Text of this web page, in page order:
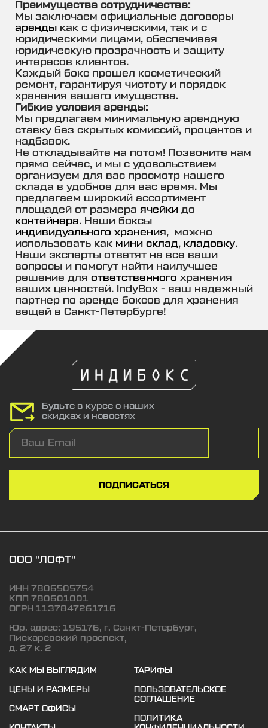
Преимущества сотрудничества:
Мы заключаем официальные договоры
аренды как с физическими, так и с
юридическими лицами, обеспечивая
юридическую прозрачность и защиту
интересов клиентов.
Каждый бокс прошел косметический
ремонт, гарантируя чистоту и порядок
хранения вашего имущества.
Гибкие условия аренды:
Мы предлагаем минимальную арендную
ставку без скрытых комиссий, процентов и
надбавок.
Не откладывайте на потом! Позвоните нам
прямо сейчас, и мы с удовольствием
организуем для вас просмотр нашего
склада в удобное для вас время. Мы
предлагаем широкий ассортимент
площадей от размера ячейки до
контейнера. Наши боксы
индивидуального хранения, можно
использовать как мини склад, кладовку.
Наши эксперты ответят на все ваши
вопросы и помогут найти наилучшее
решение для ответственного хранения
ваших ценностей. IndyBox - ваш надежный
партнер по аренде боксов для хранения
вещей в Санкт-Петербурге!
Будьте в курсе о наших
скидках и новостях
ПОДПИСАТЬСЯ
ООО "ЛОФТ"
ИНН 7806505754
КПП 780601001
ОГРН 1137847261716
Юр. адрес: 195176, г. Санкт-Петербург,
Пискарёвский проспект,
д. 27 к. 2
КАК МЫ ВЫГЛЯДИМ
ЦЕНЫ И РАЗМЕРЫ
СМАРТ ОФИСЫ
ТАРИФЫ
ПОЛЬЗОВАТЕЛЬСКОЕ
СОГЛАШЕНИЕ
ПОЛИТИКА